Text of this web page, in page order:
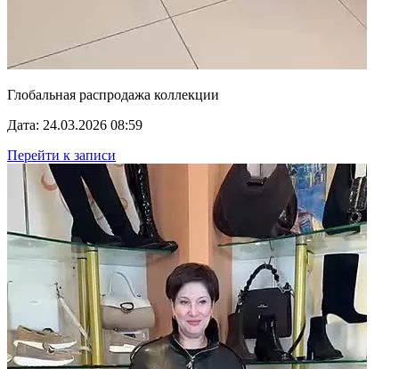
Глобальная распродажа коллекции
Дата: 24.03.2026 08:59
Перейти к записи